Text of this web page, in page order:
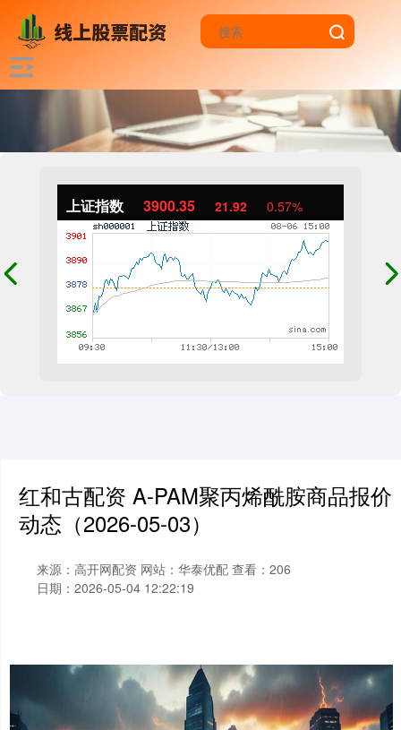
上证指数 3900.35 21.92 0.57%
红和古配资 A-PAM聚丙烯酰胺商品报价
动态（2026-05-03）
来源：高开网配资 网站：华泰优配 查看：206
日期：2026-05-04 12:22:19